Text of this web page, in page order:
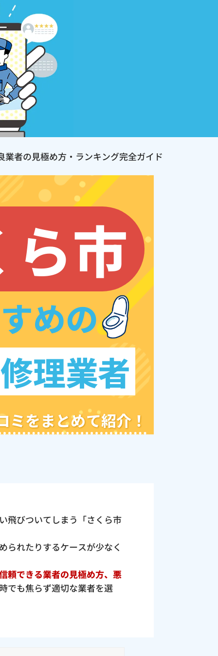
者の見極め方・ランキング完全ガイド
市
めの
理業者
をまとめて紹介！
飛びついてしまう「さくら市
られたりするケースが少なく
頼できる業者の見極め方、悪
でも焦らず適切な業者を選